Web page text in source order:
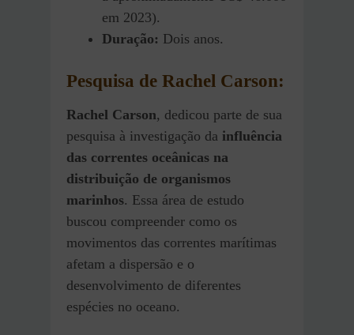
em 2023).
Duração: Dois anos.
Pesquisa de Rachel Carson:
Rachel Carson, dedicou parte de sua
pesquisa à investigação da influência
das correntes oceânicas na
distribuição de organismos
marinhos. Essa área de estudo
buscou compreender como os
movimentos das correntes marítimas
afetam a dispersão e o
desenvolvimento de diferentes
espécies no oceano.